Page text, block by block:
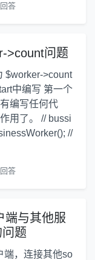
答
>count问题
$worker->count
中编写 第一个
编写任何代
用了。 // bussi
//
答
端与其他服
题
端，连接其他so